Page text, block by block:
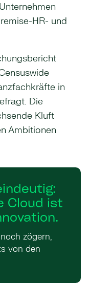
HR- und
in
Die
Kluft
Ambitionen
Cloud ist
zögern,
von den